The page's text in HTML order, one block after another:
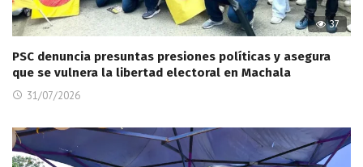
37
PSC denuncia presuntas presiones políticas y asegura
que se vulnera la libertad electoral en Machala
31/07/2026